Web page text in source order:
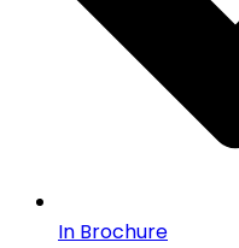
In Brochure